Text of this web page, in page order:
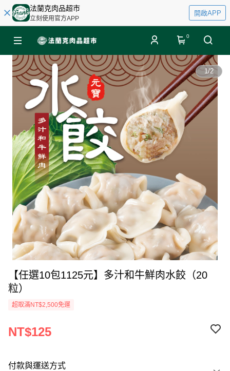
法蘭克肉品超市
立刻使用官方APP
開啟APP
0
1/2
【任選10包1125元】多汁和牛鮮肉水餃（20
粒）
超取滿NT$2,500免運
NT$125
付款與運送方式